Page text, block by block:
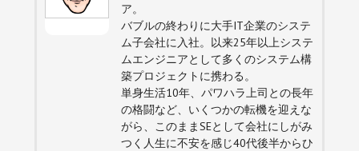
ア。
バブルの終わりに大手IT企業のシステ
ム子会社に入社。以来25年以上システ
ムエンジニアとして多くのシステム構
築プロジェクトに携わる。
単身生活10年、パワハラ上司との長年
の格闘など、いくつかの転機を迎えな
がら、このままSEとして会社にしがみ
つく人生に不安を感じ40代後半からひ